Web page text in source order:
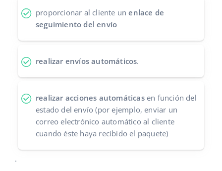
proporcionar al cliente unenlace de
seguimiento del envío
realizar envíos automáticos.
realizar acciones automáticasen función del
estado del envío (por ejemplo, enviar un
correo electrónico automático al cliente
cuando éste haya recibido el paquete)
.